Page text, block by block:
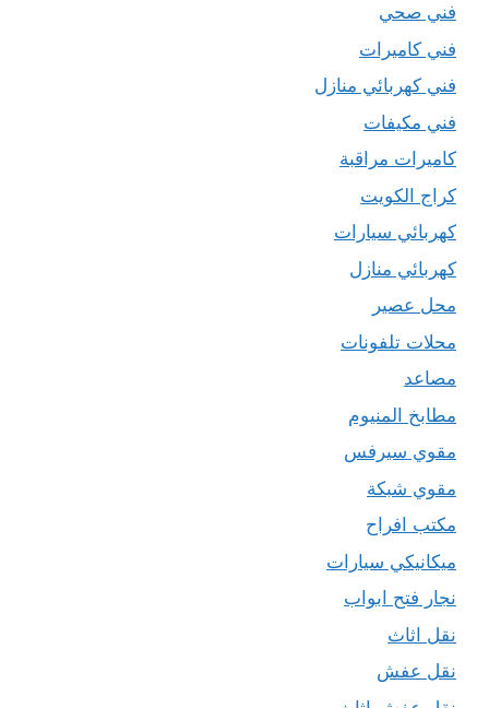
فني صحي
فني كاميرات
فني كهربائي منازل
فني مكيفات
كاميرات مراقبة
كراج الكويت
كهربائي سيارات
كهربائي منازل
محل عصير
محلات تلفونات
مصاعد
مطابخ المنيوم
مقوي سيرفس
مقوي شبكة
مكتب افراح
ميكانيكي سيارات
نجار فتح ابواب
نقل اثاث
نقل عفش